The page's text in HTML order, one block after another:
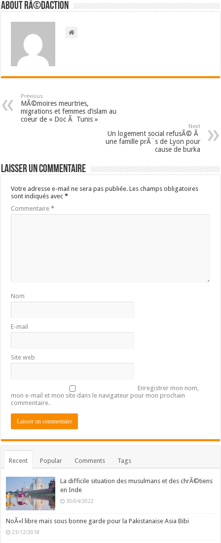
About RÃ©daction
Previous
MÃ©moires meurtries,
migrations et femmes d’islam au
coeur de « Doc Ã Tunis »
Next
Un logement social refusÃ© Ã
une famille prÃ¨s de Lyon pour
cause de burka
Laisser un commentaire
Votre adresse e-mail ne sera pas publiée. Les champs obligatoires
sont indiqués avec*
Commentaire*
Nom
E-mail
Site web
Enregistrer mon nom,
mon e-mail et mon site dans le navigateur pour mon prochain
commentaire.
Recent Popular Comments Tags
La difficile situation des musulmans et des chrÃ©tiens
en Inde
30/04/2022
NoÃ«l libre mais sous bonne garde pour la Pakistanaise Asia Bibi
23/12/2018